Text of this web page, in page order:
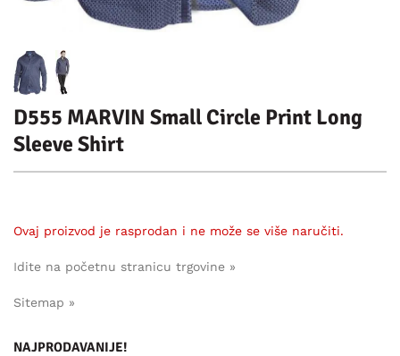
D555 MARVIN Small Circle Print Long
Sleeve Shirt
Ovaj proizvod je rasprodan i ne može se više naručiti.
Idite na početnu stranicu trgovine »
Sitemap »
NAJPRODAVANIJE!